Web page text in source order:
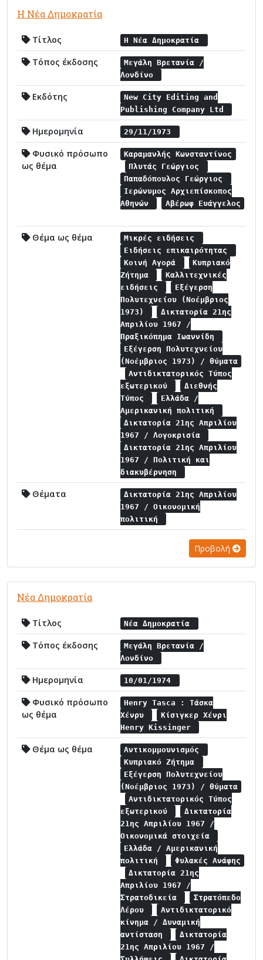
Η Νέα Δημοκρατία
Τίτλος Η Νέα Δημοκρατία
Τόπος έκδοσης
Μεγάλη Βρετανία /
Λονδίνο
Εκδότης
New City Editing and
Publishing Company Ltd
Ημερομηνία 29/11/1973
Φυσικό πρόσωπο
ως θέμα
Καραμανλής Κωνσταντίνος
Πλυτάς Γεώργιος
Παπαδόπουλος Γεώργιος
Ιερώνυμος Αρχιεπίσκοπος
Αθηνών
Αβέρωφ Ευάγγελος
Θέμα ως θέμα
Μικρές ειδήσεις
Ειδήσεις επικαιρότητας
Κοινή Αγορά
Κυπριακό
Ζήτημα
Καλλιτεχνικές
ειδήσεις
Εξέγερση
Πολυτεχνείου (Νοέμβριος
1973)
Δικτατορία 21ης
Απριλίου 1967 /
Πραξικόπημα Ιωαννίδη
Εξέγερση Πολυτεχνείου
(Νοέμβριος 1973) / θύματα
Αντιδικτατορικός Τύπος
εξωτερικού
Διεθνής
Τύπος
Ελλάδα /
Αμερικανική πολιτική
Δικτατορία 21ης Απριλίου
1967 / Λογοκρισία
Δικτατορία 21ης Απριλίου
1967 / Πολιτική και
διακυβέρνηση
Θέματα
Δικτατορία 21ης Απριλίου
1967 / Οικονομική
πολιτική
Προβολή
Νέα Δημοκρατία
Τίτλος Νέα Δημοκρατία
Τόπος έκδοσης
Μεγάλη Βρετανία /
Λονδίνο
Ημερομηνία 10/01/1974
Φυσικό πρόσωπο
ως θέμα
Henry Tasca : Τάσκα
Χένρυ
Κίσιγκερ Χένρι
Henry Kissinger
Θέμα ως θέμα
Αντικομμουνισμός
Κυπριακό Ζήτημα
Εξέγερση Πολυτεχνείου
(Νοέμβριος 1973) / θύματα
Αντιδικτατορικός Τύπος
εξωτερικού
Δικτατορία
21ης Απριλίου 1967 /
Οικονομικά στοιχεία
Ελλάδα / Αμερικανική
πολιτική
Φυλακές Ανάφης
Δικτατορία 21ης
Απριλίου 1967 /
Στρατοδικεία
Στρατόπεδο
Λέρου
Αντιδικτατορικό
κίνημα / Δυναμική
αντίσταση
Δικτατορία
21ης Απριλίου 1967 /